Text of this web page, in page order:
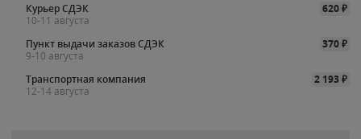
Курьер СДЭК
620₽
10-11 августа
Пункт выдачи заказов СДЭК
370₽
9-10 августа
Транспортная компания
2 193₽
12-14 августа